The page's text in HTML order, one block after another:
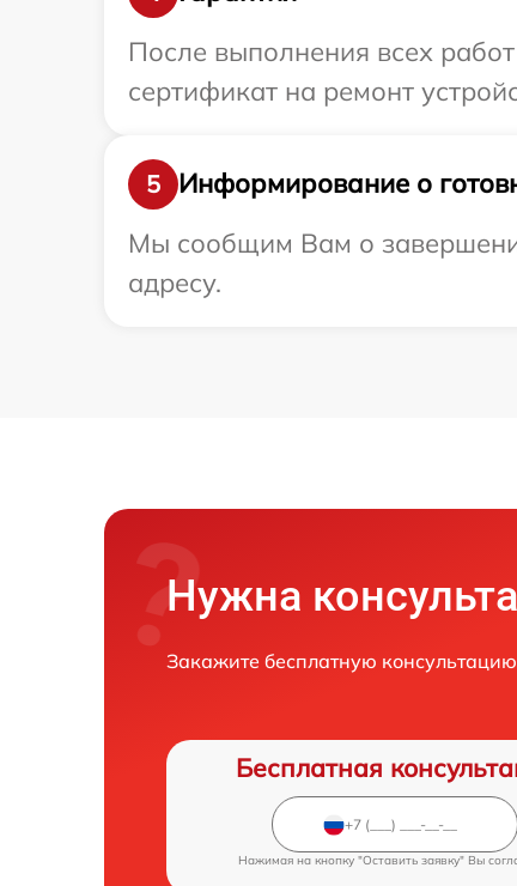
После выполнения всех
сертификат на ремонт
5
Информирование о
Мы сообщим Вам о
адресу.
Нужна
Закажите бесплатную консультацию
Бесплатная
Нажимая на кнопку "Оставить заявку" Вы